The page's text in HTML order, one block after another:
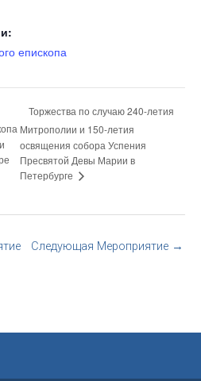
епископа
Торжества по случаю 240-летия
Митрополии и 150-летия
освящения собора Успения
Пресвятой Девы Марии в
Петербурге
Следующая Мероприятие →